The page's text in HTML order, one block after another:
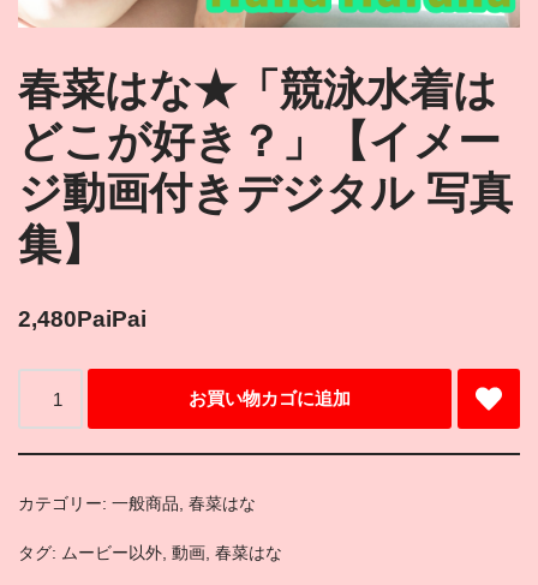
春菜はな★「競泳水着は
どこが好き？」【イメー
ジ動画付きデジタル 写真
集】
2,480PaiPai
お買い物カゴに追加
カテゴリー: 一般商品, 春菜はな
タグ: ムービー以外, 動画, 春菜はな